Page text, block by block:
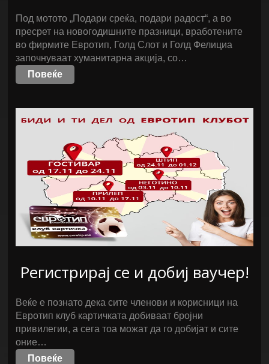
Под мотото „Подари среќа, подари радост“, а во
пресрет на новогодишните празници, вработените
во фирмите Евротип, Голд Слот и Голд Фелициа
започнуваат хуманитарна акција, со…
Повеќе
Регистрирај се и добиј ваучер!
Веќе е познато дека сите членови и корисници на
Евротип клуб картичката добиваат бројни
привилегии, а сега тоа можат да го добијат и сите
оние…
Повеќе